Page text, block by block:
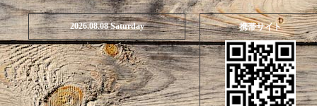
2026.08.08 Saturday 携帯サイト